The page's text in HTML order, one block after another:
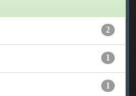
2
1
1